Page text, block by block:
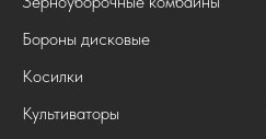
Бороны дисковые
Косилки
Культиваторы